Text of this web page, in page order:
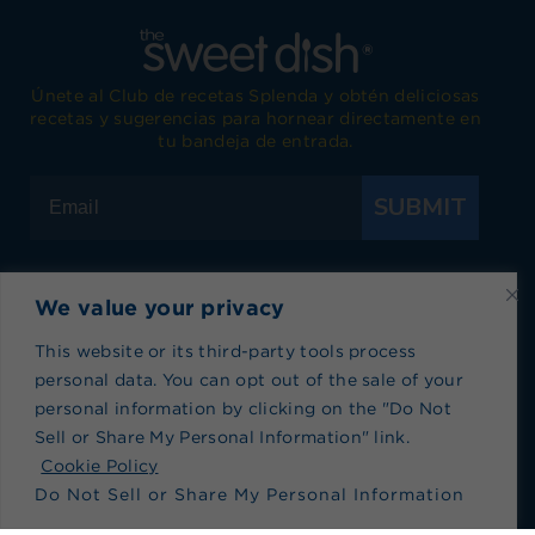
We value your privacy
This website or its third-party tools process
personal data. You can opt out of the sale of your
personal information by clicking on the "Do Not
Sell or Share My Personal Information" link.
Cookie Policy
Do Not Sell or Share My Personal Information
Únete al Club de recetas Splenda y obtén deliciosas
recetas y sugerencias para hornear directamente en
tu bandeja de entrada.
SUBMIT
Visita Splenda en Facebook
Visita Splenda en Instagram
Visita Splenda en Twitter
Política de privacidad| Términos de Uso|Política
de cookies
|Índice de recetas |
Blog index
No vender ni compartir mi información personal